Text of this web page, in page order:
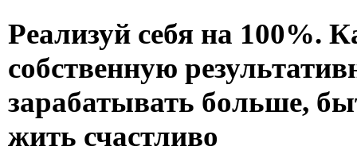
Реализуй себя на 100%.
собственную
зарабатывать больше,
жить счастливо